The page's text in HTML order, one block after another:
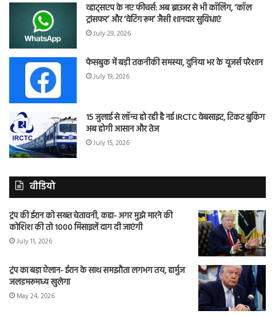
व्हाट्सएप के नए फीचर्स: अब ब्राउजर से भी कॉलिंग, ‘कॉल
ट्रांसफर’ और ‘वेटिंग रूम’ जैसी शानदार सुविधाएं
July 29, 2026
फेसबुक में बड़ी तकनीकी समस्या, दुनिया भर के यूजर्स परेशान
July 19, 2026
15 जुलाई से लॉन्च हो रही है नई IRCTC वेबसाइट, टिकट बुकिंग
अब होगी आसान और तेज
July 15, 2026
वीडियो
ट्रंप की ईरान को सख्त चेतावनी, कहा- अगर मुझे मारने की
कोशिश की तो 1000 मिसाइलें दाग दी जाएंगी
July 11, 2026
ट्रंप का बड़ा ऐलान- ईरान के साथ समझौता लगभग तय, हार्मुज
जलडमरूमध्य खुलेगा
May 24, 2026